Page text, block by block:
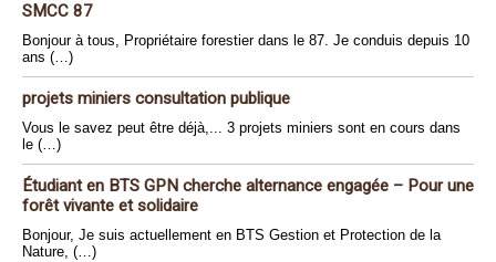
SMCC 87
Bonjour à tous, Propriétaire forestier dans le 87. Je conduis depuis 10
ans (…)
projets miniers consultation publique
Vous le savez peut être déjà,... 3 projets miniers sont en cours dans
le (…)
Étudiant en BTS GPN cherche alternance engagée – Pour une
forêt vivante et solidaire
Bonjour, Je suis actuellement en BTS Gestion et Protection de la
Nature, (…)